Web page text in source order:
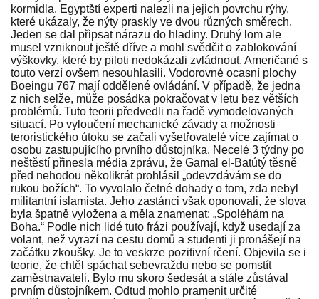
kormidla. Egyptští experti nalezli na jejich povrchu rýhy,
které ukázaly, že nýty praskly ve dvou různých směrech.
Jeden se dal připsat nárazu do hladiny. Druhý lom ale
musel vzniknout ještě dříve a mohl svědčit o zablokování
výškovky, které by piloti nedokázali zvládnout. Američané s
touto verzí ovšem nesouhlasili. Vodorovné ocasní plochy
Boeingu 767 mají oddělené ovládání. V případě, že jedna
z nich selže, může posádka pokračovat v letu bez větších
problémů. Tuto teorii předvedli na řadě vymodelovaných
situací. Po vyloučení mechanické závady a možnosti
teroristického útoku se začali vyšetřovatelé více zajímat o
osobu zastupujícího prvního důstojníka. Necelé 3 týdny po
neštěstí přinesla média zprávu, že Gamal el-Batútý těsně
před nehodou několikrát prohlásil „odevzdávám se do
rukou božích“. To vyvolalo četné dohady o tom, zda nebyl
militantní islamista. Jeho zastánci však oponovali, že slova
byla špatně vyložena a měla znamenat: „Spoléhám na
Boha.“ Podle nich lidé tuto frázi používají, když usedají za
volant, než vyrazí na cestu domů a studenti ji pronášejí na
začátku zkoušky. Je to veskrze pozitivní rčení. Objevila se i
teorie, že chtěl spáchat sebevraždu nebo se pomstít
zaměstnavateli. Bylo mu skoro šedesát a stále zůstával
prvním důstojníkem. Odtud mohlo pramenit určité